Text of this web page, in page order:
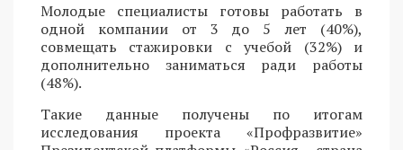
Молодые специалисты готовы работать в
одной компании от 3 до 5 лет (40%),
совмещать стажировки с учебой (32%) и
дополнительно заниматься ради работы
(48%).
Такие данные получены по итогам
исследования проекта «Профразвитие»